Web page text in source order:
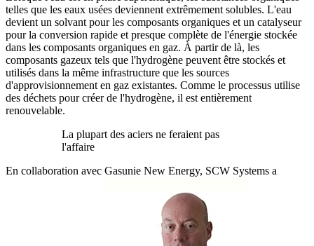
telles que les eaux usées deviennent extrêmement solubles. L'eau
devient un solvant pour les composants organiques et un catalyseur
pour la conversion rapide et presque complète de l'énergie stockée
dans les composants organiques en gaz. À partir de là, les
composants gazeux tels que l'hydrogène peuvent être stockés et
utilisés dans la même infrastructure que les sources
d'approvisionnement en gaz existantes. Comme le processus utilise
des déchets pour créer de l'hydrogène, il est entièrement
renouvelable.
La plupart des aciers ne feraient pas
l'affaire
En collaboration avec Gasunie New Energy, SCW Systems a